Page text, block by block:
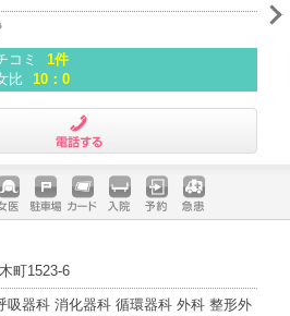
コミ
1件
比
10：0
女医 駐車場
クレジッ
入院 予約 急患
町1523-6
吸器科 消化器科 循環器科 外科 整形外